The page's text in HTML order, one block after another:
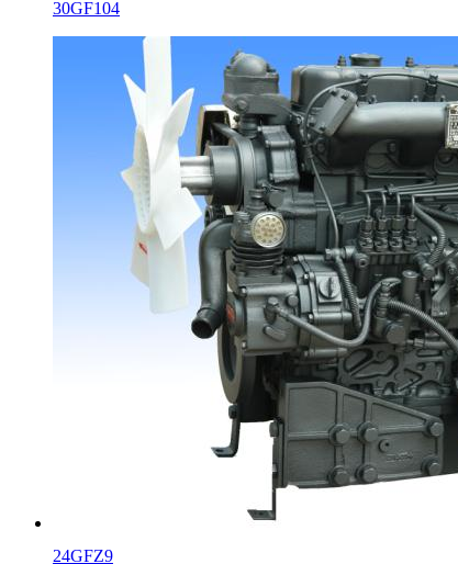
30GF104
24GFZ9